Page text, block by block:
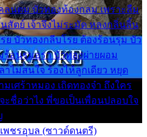
ลนตม บัวทองท้องกลม เพราะลืม
ตย์ เจ้าจึงไม่ระมัด หลงกลิ่นลิ้น
ย บัวทองกลีบโรย ต้องร้อนรุม บัว
อนรุมอุรา บัวทองผ่ายผอม
ไม่สนใจ ร้องไห้ลูกเดียว หยุด
เศร้าหมอง เถิดทองจ๋า ถึงใคร
ะชื่อว่าไง พี่ขอเป็นเพื่อนปลอบใจ
พชรอุบล (ซาวด์ดนตรี)